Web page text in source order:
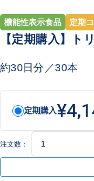
機能性表示食品 定期
【定期購入】ト
約30日分／30本
定期購入
注文数：